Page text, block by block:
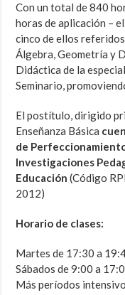
Con un total de 840
horas de aplicación –
cinco de ellos
Álgebra, Geometría y
Didáctica de la
Seminario,
El postítulo, dirigido
Enseñanza Básica
de
Investigaciones
Educación (Código
2012)
Horario de clases:
Martes de 17:30 a
Sábados de 9:00 a
Más períodos